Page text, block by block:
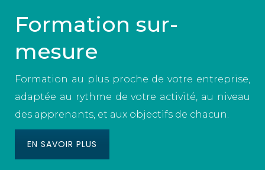
Formation sur-
mesure
Formation au plus proche de votre entreprise,
adaptée au rythme de votre activité, au niveau
des apprenants, et aux objectifs de chacun.
EN SAVOIR PLUS